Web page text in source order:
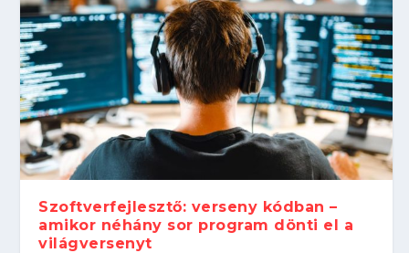
Kitalálod, mire használják ezeket a
gépeket?
Nem sikerült az egyetemi felvételi?
Tanulj szakmát!
Szoftverfejlesztő: verseny kódban –
amikor néhány sor program dönti el a
világversenyt...
Digitális detox – hogyan kapcsolódj ki
telefon nélkül?
Szoftverfejlesztő: verseny kódban –
amikor néhány sor program dönti el a
világversenyt